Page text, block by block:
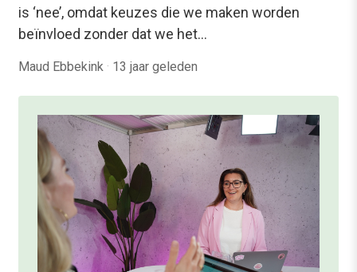
is ‘nee’, omdat keuzes die we maken worden
beïnvloed zonder dat we het…
Maud Ebbekink · 13 jaar geleden